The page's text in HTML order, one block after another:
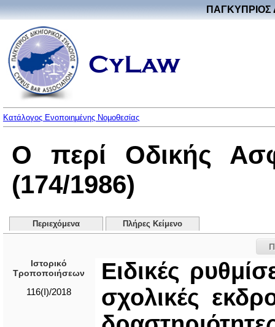
ΠΑΓΚΥΠΡΙΟΣ
Κατάλογος Ενοποιημένης Νομοθεσίας
Ο περί Οδικής
(174/1986)
Περιεχόμενα Πλήρες Κείμενο
Ιστορικό
Τροποποιήσεων
116(I)/2018
Ειδικές
σχολικές